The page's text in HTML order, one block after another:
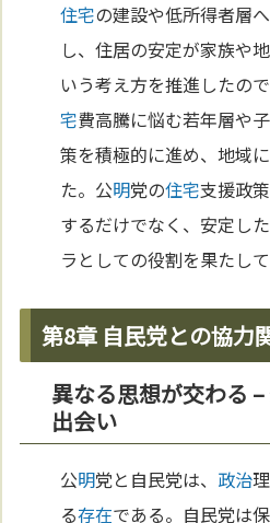
住宅の建設や低所得者層
し、住居の安定が家族や
いう考え方を推進したの
宅費高騰に悩む若年層や
策を積極的に進め、地域
た。公明党の住宅支援政
するだけでなく、安定し
ラとしての役割を果たして
第8章 自民党との協力
異なる思想が交わる
出会い
公明党と自民党は、 政治
る存在である。自民党は